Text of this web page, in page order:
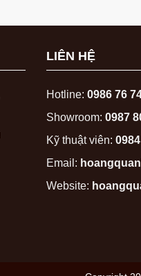
LIÊN HỆ
Hotline: 0986 76
Showroom: 0987
Kỹ thuật viên:
Email:
Website: